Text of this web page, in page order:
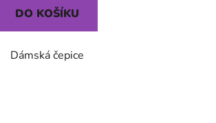
DO KOŠÍKU
Dámská čepice